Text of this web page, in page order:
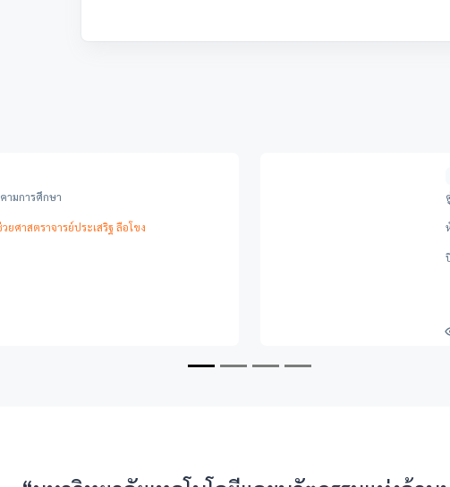
ามการศึกษา
ยศาสตราจารย์ประเสริฐ ลือโขง